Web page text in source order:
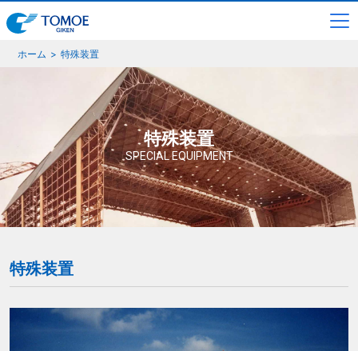
ホーム 特殊装置
特殊装置
SPECIAL EQUIPMENT
特殊装置